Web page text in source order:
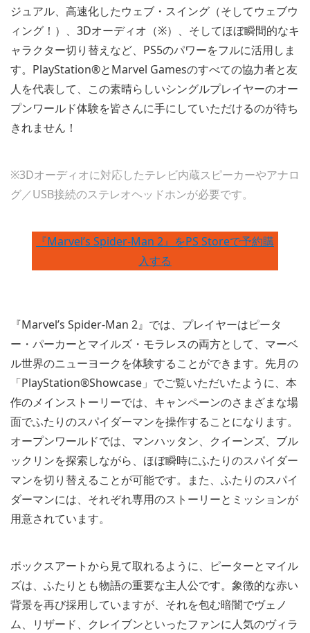
ジュアル、高速化したウェブ・スイング（そしてウェブウ
ィング！）、3Dオーディオ（※）、そしてほぼ瞬間的なキ
ャラクター切り替えなど、PS5のパワーをフルに活用しま
す。PlayStation®とMarvel Gamesのすべての協力者と友
人を代表して、この素晴らしいシングルプレイヤーのオー
プンワールド体験を皆さんに手にしていただけるのが待ち
きれません！
※3Dオーディオに対応したテレビ内蔵スピーカーやアナロ
グ／USB接続のステレオヘッドホンが必要です。
『Marvel’s Spider-Man 2』をPS Storeで予約購
入する
『Marvel’s Spider-Man 2』では、プレイヤーはピータ
ー・パーカーとマイルズ・モラレスの両方として、マーベ
ル世界のニューヨークを体験することができます。先月の
「PlayStation®Showcase」でご覧いただいたように、本
作のメインストーリーでは、キャンペーンのさまざまな場
面でふたりのスパイダーマンを操作することになります。
オープンワールドでは、マンハッタン、クイーンズ、ブル
ックリンを探索しながら、ほぼ瞬時にふたりのスパイダー
マンを切り替えることが可能です。また、ふたりのスパイ
ダーマンには、それぞれ専用のストーリーとミッションが
用意されています。
ボックスアートから見て取れるように、ピーターとマイル
ズは、ふたりとも物語の重要な主人公です。象徴的な赤い
背景を再び採用していますが、それを包む暗闇でヴェノ
ム、リザード、クレイブンといったファンに人気のヴィラ